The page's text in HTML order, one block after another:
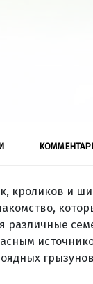
кроликов и
различные